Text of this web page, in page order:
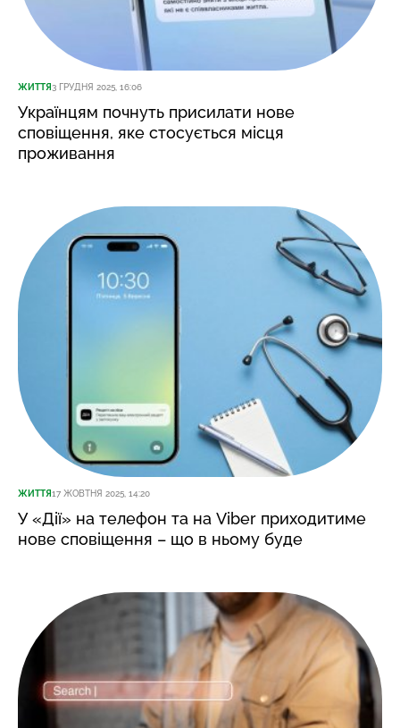
ЖИТТЯ3 ГРУДНЯ 2025, 16:06
Українцям почнуть присилати нове
сповіщення, яке стосується місця
проживання
ЖИТТЯ17 ЖОВТНЯ 2025, 14:20
У «Дії» на телефон та на Viber приходитиме
нове сповіщення – що в ньому буде